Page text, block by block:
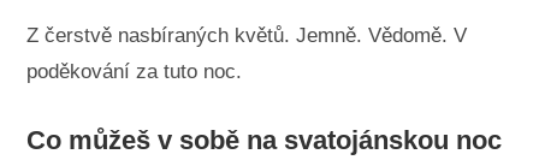
Z čerstvě nasbíraných květů. Jemně. Vědomě. V
poděkování za tuto noc.
Co můžeš v sobě na svatojánskou noc